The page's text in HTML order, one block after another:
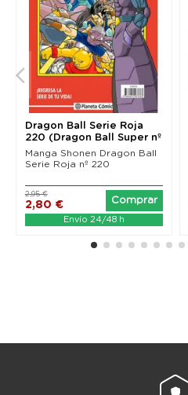
Dragon Ball Serie Roja
220 (Dragon Ball Super nº
9)
Manga Shonen Dragon Ball
Serie Roja nº 220
2,80 €
2,95 €
Comprar
Envío 24/48 h